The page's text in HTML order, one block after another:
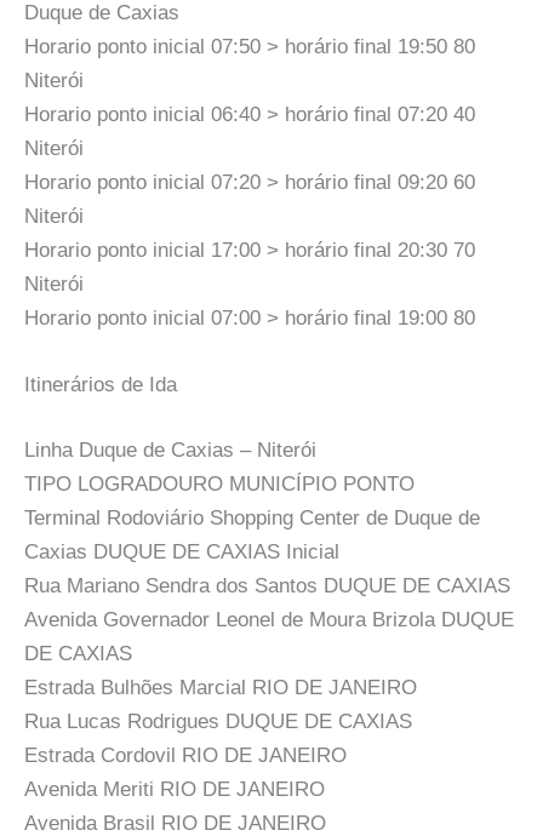
Duque de Caxias
Horario ponto inicial 07:50 > horário final 19:50 80
Niterói
Horario ponto inicial 06:40 > horário final 07:20 40
Niterói
Horario ponto inicial 07:20 > horário final 09:20 60
Niterói
Horario ponto inicial 17:00 > horário final 20:30 70
Niterói
Horario ponto inicial 07:00 > horário final 19:00 80
Itinerários de Ida
Linha Duque de Caxias – Niterói
TIPO LOGRADOURO MUNICÍPIO PONTO
Terminal Rodoviário Shopping Center de Duque de
Caxias DUQUE DE CAXIAS Inicial
Rua Mariano Sendra dos Santos DUQUE DE CAXIAS
Avenida Governador Leonel de Moura Brizola DUQUE
DE CAXIAS
Estrada Bulhões Marcial RIO DE JANEIRO
Rua Lucas Rodrigues DUQUE DE CAXIAS
Estrada Cordovil RIO DE JANEIRO
Avenida Meriti RIO DE JANEIRO
Avenida Brasil RIO DE JANEIRO